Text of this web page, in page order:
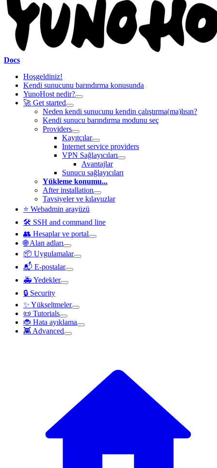
Docs
Hoşgeldiniz!
Kendi sunucunu barındırma konusunda
YunoHost nedir?
🚀 Get started
Neden kendi sunucunu kendin çalıştırma(ma)lısın?
Kendi sunucu barındırma modunu seç
Providers
Kayıtçılar
Internet service providers
VPN Sağlayıcıları
Avantajlar
Sunucu sağlayıcıları
Yükleme konumu...
After installation
Tavsiyeler ve kılavuzlar
⭐ Webadmin arayüzü
🛠️ SSH and command line
👥 Hesaplar ve portal
🌐 Alan adları
📦 Uygulamalar
📬 E-postalar
🚑 Yedekler
🔒 Security
✨ Yükseltmeler
📜 Tutorials
🐞 Hata ayıklama
👾 Advanced